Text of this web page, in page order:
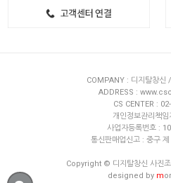
COMPANY : 디지탈창신
ADDRESS :
CS CENTER :
개인정보관리책임
사업자등록번호 :
통신판매업신고 : 중구
Copyright © 디지탈창신 사진
designed by m